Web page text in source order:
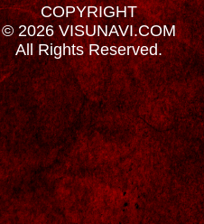
COPYRIGHT
© 2026 VISUNAVI.COM
All Rights Reserved.